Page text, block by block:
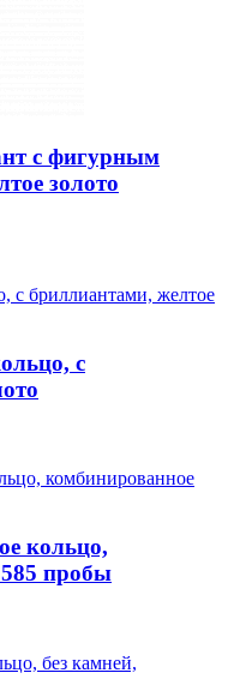
с фигурным
золото
с
кольцо,
пробы